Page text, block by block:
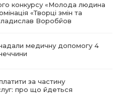
конкурсу «Молода людина
«Творці змін та
Воробйов
надали медичну допомогу 4
за частину
про що йдеться